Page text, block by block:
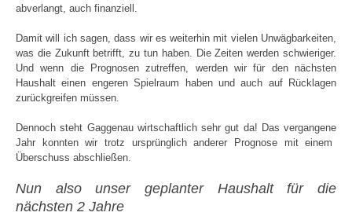
abverlangt, auch finanziell.
Damit will ich sagen, dass wir es weiterhin mit vielen Unwägbarkeiten,
was die Zukunft betrifft, zu tun haben. Die Zeiten werden schwieriger.
Und wenn die Prognosen zutreffen, werden wir für den nächsten
Haushalt einen engeren Spielraum haben und auch auf Rücklagen
zurückgreifen müssen.
Dennoch steht Gaggenau wirtschaftlich sehr gut da! Das vergangene
Jahr konnten wir trotz ursprünglich anderer Prognose mit einem
Überschuss abschließen.
Nun also unser geplanter Haushalt für die
nächsten 2 Jahre